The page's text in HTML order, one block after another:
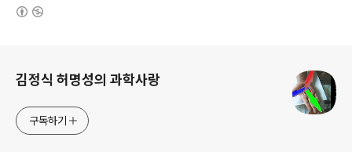
김정식 허명성의 과학사랑
구독하기